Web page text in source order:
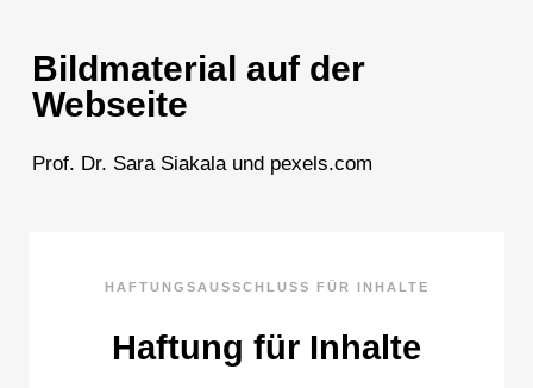
Bildmaterial auf der
Webseite
Prof. Dr. Sara Siakala und pexels.com
HAFTUNGSAUSSCHLUSS FÜR INHALTE
Haftung für Inhalte